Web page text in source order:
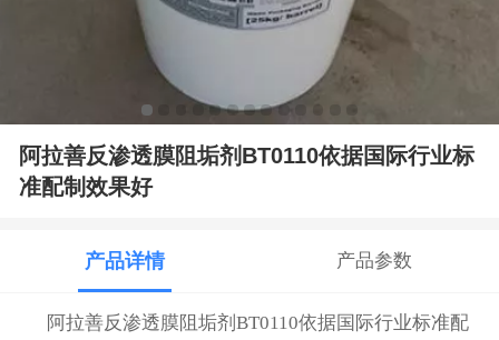
阿拉善反渗透膜阻垢剂BT0110依据国际行业标
准配制效果好
产品详情 产品参数
阿拉善反渗透膜阻垢剂BT0110依据国际行业标准配